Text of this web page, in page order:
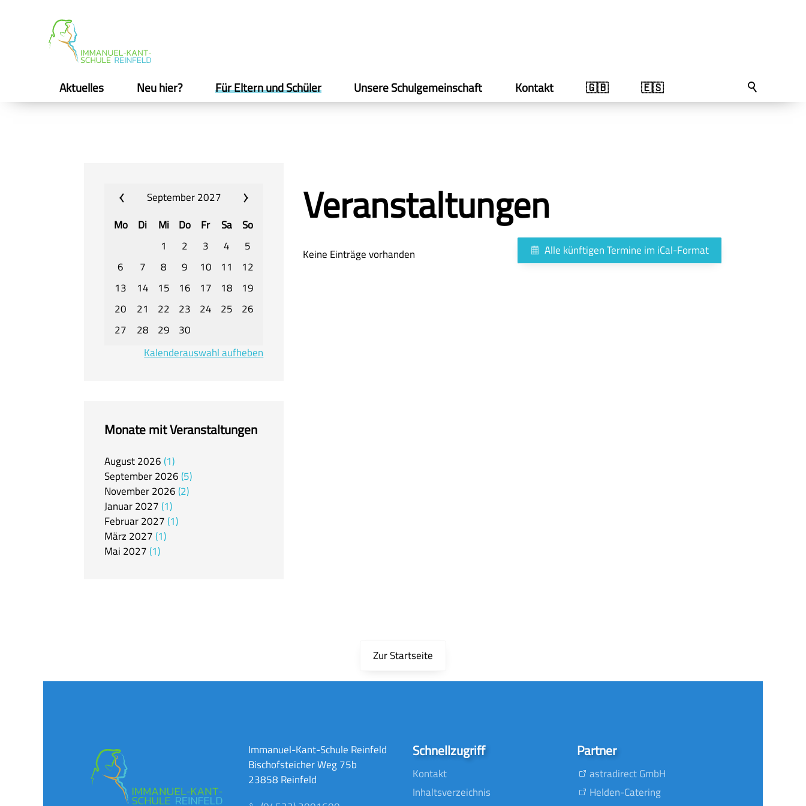
Aktuelles Neu hier? Für Eltern und Schüler Unsere Schulgemeinschaft Kontakt 🇬🇧 🇪🇸
September 2027
Mo
Di Mi Do Fr Sa
So
1
2 3 4
5
6
7 8 9 10 11
12
13
14 15 16 17 18
19
20
21 22 23 24 25
26
27
28 29
30
Kalenderauswahl aufheben
Monate mit Veranstaltungen
August2026 1
September2026 5
November2026 2
Januar2027 1
Februar2027 1
März 2027 1
Mai 2027 1
Veranstaltungen
Alle künftigen Termine im iCal-Format
Keine Einträge vorhanden
Zur Startseite
Immanuel-Kant-Schule Reinfeld
Bischofsteicher Weg 75b
23858 Reinfeld
Schnellzugriff
Kontakt
Inhaltsverzeichnis
Partner
astradirect GmbH
Helden-Catering